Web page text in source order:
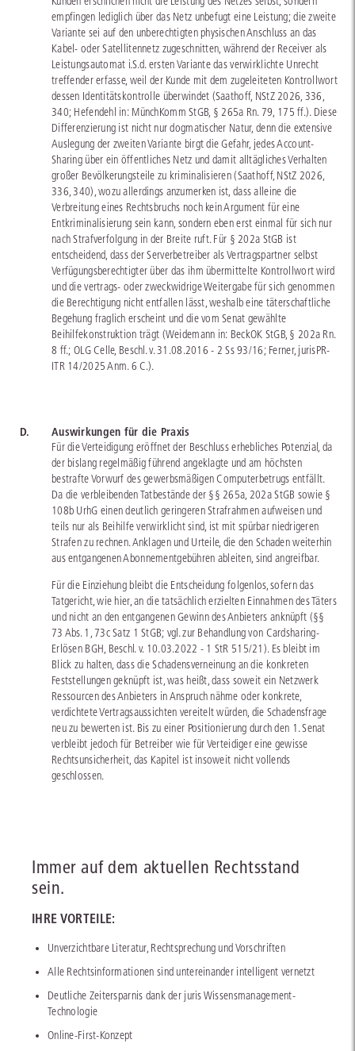
empfingen lediglich über das Netz unbefugt eine Leistung; die zweite
Variante sei auf den unberechtigten physischen Anschluss an das
Kabel- oder Satellitennetz zugeschnitten, während der Receiver als
Leistungsautomat i.S.d. ersten Variante das verwirklichte Unrecht
treffender erfasse, weil der Kunde mit dem zugeleiteten Kontrollwort
dessen Identitätskontrolle überwindet (Saathoff, NStZ 2026, 336,
340; Hefendehl in: MünchKomm StGB, § 265a Rn. 79, 175 ff.). Diese
Differenzierung ist nicht nur dogmatischer Natur, denn die extensive
Auslegung der zweiten Variante birgt die Gefahr, jedes Account-
Sharing über ein öffentliches Netz und damit alltägliches Verhalten
großer Bevölkerungsteile zu kriminalisieren (Saathoff, NStZ 2026,
336, 340), wozu allerdings anzumerken ist, dass alleine die
Verbreitung eines Rechtsbruchs noch kein Argument für eine
Entkriminalisierung sein kann, sondern eben erst einmal für sich nur
nach Strafverfolgung in der Breite ruft. Für § 202a StGB ist
entscheidend, dass der Serverbetreiber als Vertragspartner selbst
Verfügungsberechtigter über das ihm übermittelte Kontrollwort wird
und die vertrags- oder zweckwidrige Weitergabe für sich genommen
die Berechtigung nicht entfallen lässt, weshalb eine täterschaftliche
Begehung fraglich erscheint und die vom Senat gewählte
Beihilfekonstruktion trägt (Weidemann in: BeckOK StGB, § 202a Rn.
8 ff.; OLG Celle, Beschl. v. 31.08.2016 - 2 Ss 93/16; Ferner, jurisPR-
ITR 14/2025 Anm. 6 C.).
D. Auswirkungen für die Praxis
Für die Verteidigung eröffnet der Beschluss erhebliches Potenzial, da
der bislang regelmäßig führend angeklagte und am höchsten
bestrafte Vorwurf des gewerbsmäßigen Computerbetrugs entfällt.
Da die verbleibenden Tatbestände der §§ 265a, 202a StGB sowie §
108b UrhG einen deutlich geringeren Strafrahmen aufweisen und
teils nur als Beihilfe verwirklicht sind, ist mit spürbar niedrigeren
Strafen zu rechnen. Anklagen und Urteile, die den Schaden weiterhin
aus entgangenen Abonnementgebühren ableiten, sind angreifbar.
Für die Einziehung bleibt die Entscheidung folgenlos, sofern das
Tatgericht, wie hier, an die tatsächlich erzielten Einnahmen des Täters
und nicht an den entgangenen Gewinn des Anbieters anknüpft (§§
73 Abs. 1, 73c Satz 1 StGB; vgl. zur Behandlung von Cardsharing-
Erlösen BGH, Beschl. v. 10.03.2022 - 1 StR 515/21). Es bleibt im
Blick zu halten, dass die Schadensverneinung an die konkreten
Feststellungen geknüpft ist, was heißt, dass soweit ein Netzwerk
Ressourcen des Anbieters in Anspruch nähme oder konkrete,
verdichtete Vertragsaussichten vereitelt würden, die Schadensfrage
neu zu bewerten ist. Bis zu einer Positionierung durch den 1. Senat
verbleibt jedoch für Betreiber wie für Verteidiger eine gewisse
Rechtsunsicherheit, das Kapitel ist insoweit nicht vollends
geschlossen.
Immer auf dem aktuellen Rechtsstand
sein.
IHRE VORTEILE:
Unverzichtbare Literatur, Rechtsprechung und Vorschriften
Alle Rechtsinformationen sind untereinander intelligent vernetzt
Deutliche Zeitersparnis dank der juris Wissensmanagement-
Technologie
Online-First-Konzept